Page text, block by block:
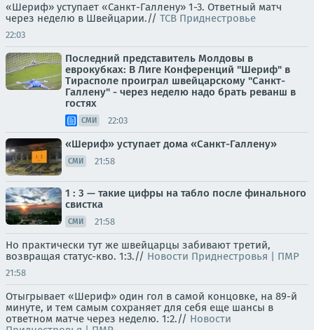
«Шериф» уступает «Санкт-Галлену» 1-3. Ответный матч
через неделю в Швейцарии.// ТСВ Приднестровье
22:03
Последний представитель Молдовы в
еврокубках: В Лиге Конференций "Шериф" в
Тирасполе проиграл швейцарскому "Санкт-
Галлену" - через неделю надо брать реванш в
гостях
СМИ 22:03
«Шериф» уступает дома «Санкт-Галлену»
СМИ 21:58
1 : 3 — такие цифры на табло после финального
свистка
СМИ 21:58
Но практически тут же швейцарцы забивают третий,
возвращая статус-кво. 1:3.// Новости Приднестровья | ПМР
21:58
Отыгрывает «Шериф» один гол в самой концовке, на 89-й
минуте, и тем самым сохраняет для себя еще шансы в
ответном матче через неделю. 1:2.// Новости